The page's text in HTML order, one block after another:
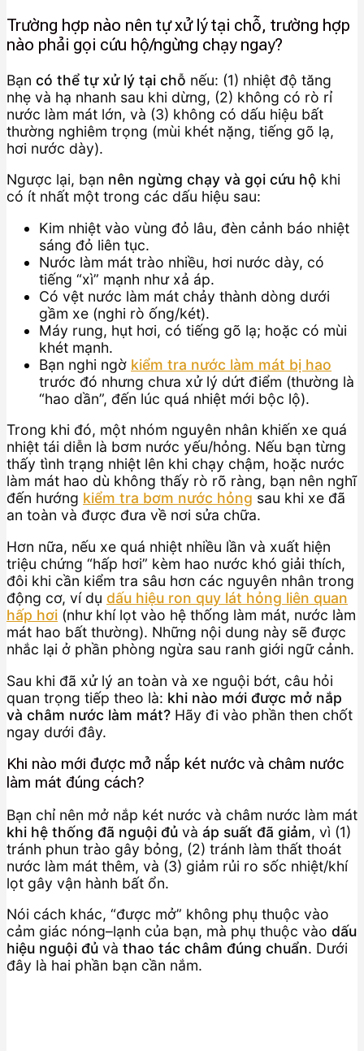
Trường hợp nào nên tự xử lý tại chỗ, trường hợp
nào phải gọi cứu hộ/ngừng chạy ngay?
Bạn có thể tự xử lý tại chỗ nếu: (1) nhiệt độ tăng
nhẹ và hạ nhanh sau khi dừng, (2) không có rò rỉ
nước làm mát lớn, và (3) không có dấu hiệu bất
thường nghiêm trọng (mùi khét nặng, tiếng gõ lạ,
hơi nước dày).
Ngược lại, bạn nên ngừng chạy và gọi cứu hộ khi
có ít nhất một trong các dấu hiệu sau:
Kim nhiệt vào vùng đỏ lâu, đèn cảnh báo nhiệt
sáng đỏ liên tục.
Nước làm mát trào nhiều, hơi nước dày, có
tiếng “xì” mạnh như xả áp.
Có vệt nước làm mát chảy thành dòng dưới
gầm xe (nghi rò ống/két).
Máy rung, hụt hơi, có tiếng gõ lạ; hoặc có mùi
khét mạnh.
Bạn nghi ngờ kiểm tra nước làm mát bị hao
trước đó nhưng chưa xử lý dứt điểm (thường là
“hao dần”, đến lúc quá nhiệt mới bộc lộ).
Trong khi đó, một nhóm nguyên nhân khiến xe quá
nhiệt tái diễn là bơm nước yếu/hỏng. Nếu bạn từng
thấy tình trạng nhiệt lên khi chạy chậm, hoặc nước
làm mát hao dù không thấy rò rõ ràng, bạn nên nghĩ
đến hướng kiểm tra bơm nước hỏng sau khi xe đã
an toàn và được đưa về nơi sửa chữa.
Hơn nữa, nếu xe quá nhiệt nhiều lần và xuất hiện
triệu chứng “hấp hơi” kèm hao nước khó giải thích,
đôi khi cần kiểm tra sâu hơn các nguyên nhân trong
động cơ, ví dụ dấu hiệu ron quy lát hỏng liên quan
hấp hơi (như khí lọt vào hệ thống làm mát, nước làm
mát hao bất thường). Những nội dung này sẽ được
nhắc lại ở phần phòng ngừa sau ranh giới ngữ cảnh.
Sau khi đã xử lý an toàn và xe nguội bớt, câu hỏi
quan trọng tiếp theo là: khi nào mới được mở nắp
và châm nước làm mát? Hãy đi vào phần then chốt
ngay dưới đây.
Khi nào mới được mở nắp két nước và châm nước
làm mát đúng cách?
Bạn chỉ nên mở nắp két nước và châm nước làm mát
khi hệ thống đã nguội đủ và áp suất đã giảm, vì (1)
tránh phun trào gây bỏng, (2) tránh làm thất thoát
nước làm mát thêm, và (3) giảm rủi ro sốc nhiệt/khí
lọt gây vận hành bất ổn.
Nói cách khác, “được mở” không phụ thuộc vào
cảm giác nóng–lạnh của bạn, mà phụ thuộc vào dấu
hiệu nguội đủ và thao tác châm đúng chuẩn. Dưới
đây là hai phần bạn cần nắm.